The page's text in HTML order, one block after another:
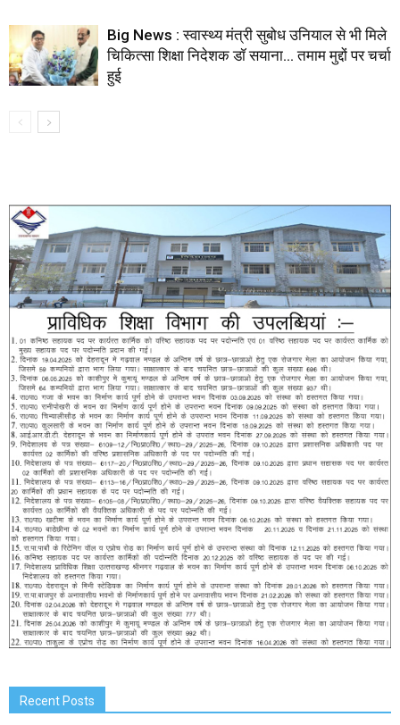
Big News : स्वास्थ्य मंत्री सुबोध उनियाल से भी मिले
चिकित्सा शिक्षा निदेशक डॉ सयाना… तमाम मुद्दों पर चर्चा
हुई
Recent Posts